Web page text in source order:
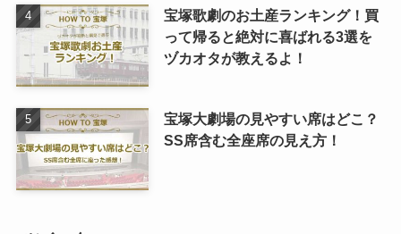
宝塚歌劇のお土産ランキング！買
って帰ると絶対に喜ばれる3選を
ヅカオタが教えるよ！
宝塚大劇場の見やすい席はどこ？
SS席含む全座席の見え方！